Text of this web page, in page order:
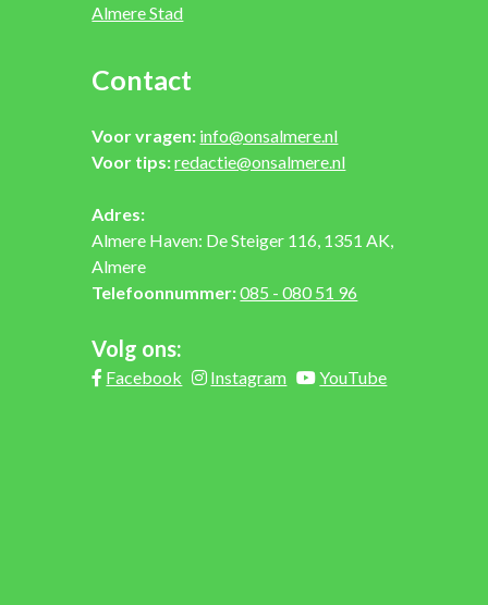
Almere Stad
Contact
Voor vragen: info@onsalmere.nl
Voor tips:redactie@onsalmere.nl
Adres:
Almere Haven: De Steiger 116, 1351 AK,
Almere
Telefoonnummer:085 - 080 51 96
Volg ons:
Facebook Instagram YouTube